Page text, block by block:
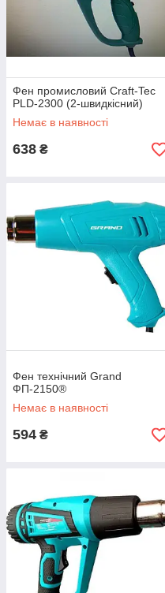
Фен промисловий Craft-Tec
PLD-2300 (2-швидкісний)
Немає в наявності
638 ₴
Фен технічний Grand
ФП-2150®
Немає в наявності
594 ₴